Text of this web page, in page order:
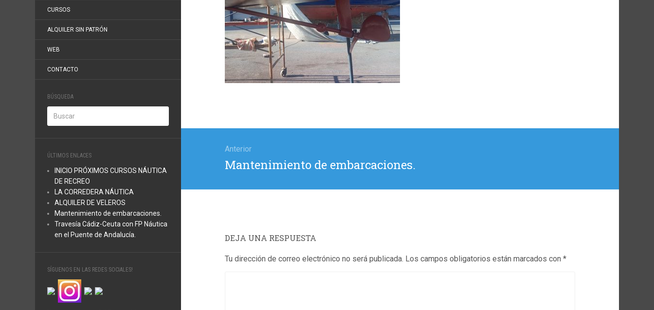
CURSOS
ALQUILER SIN PATRÓN
WEB
CONTACTO
BÚSQUEDA
ÚLTIMOS ENLACES
INICIO PRÓXIMOS CURSOS NÁUTICA
DE RECREO
LA CORREDERA NÁUTICA
ALQUILER DE VELEROS
Mantenimiento de embarcaciones.
Travesía Cádiz-Ceuta con FP Náutica
en el Puente de Andalucía.
SÍGUENOS EN LAS REDES SOCIALES!
entradas
Anterior
Entrada
Mantenimiento de embarcaciones.
DEJA UNA RESPUESTA
Tu dirección de correo electrónico no será publicada. Los campos obligatorios están marcados con *